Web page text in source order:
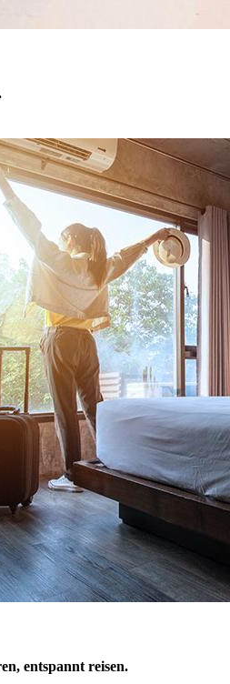
entspannt reisen.